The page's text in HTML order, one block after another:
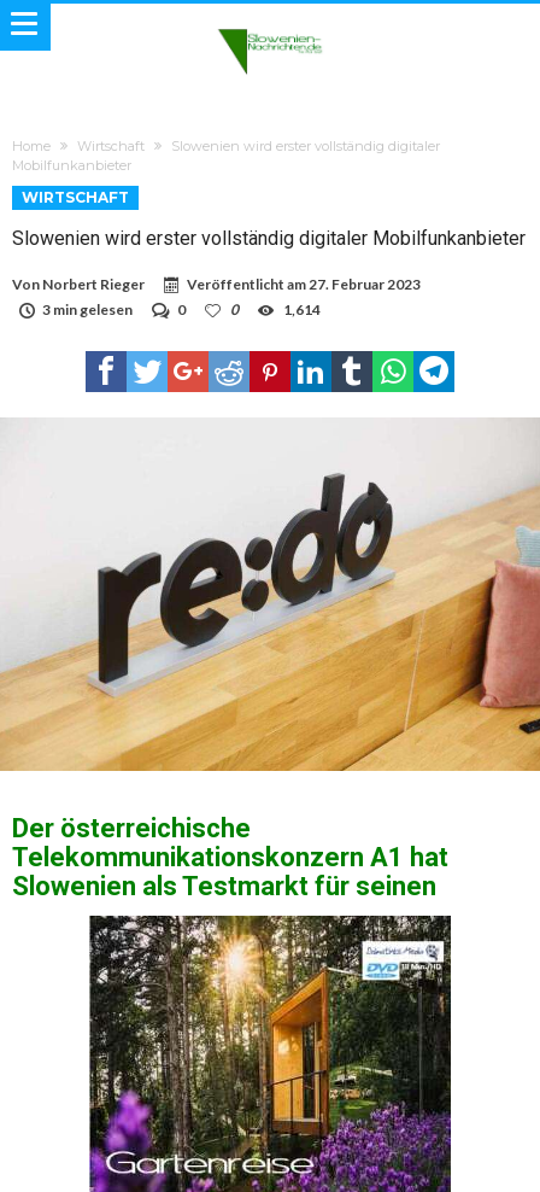
Home Wirtschaft
Slowenien wird erster vollständig digitaler
Mobilfunkanbieter
WIRTSCHAFT
Slowenien wird erster vollständig digitaler Mobilfunkanbieter
Von Norbert Rieger Veröffentlicht am27. Februar 2023
3 min gelesen
0 0 1,614
Der österreichische
Telekommunikationskonzern A1 hat
Slowenien als Testmarkt für seinen